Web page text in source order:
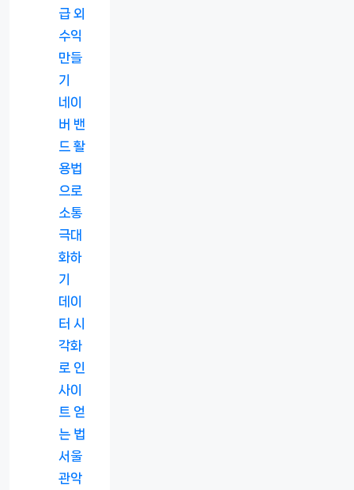
급 외
수익
만들
기
네이
버 밴
드 활
용법
으로
소통
극대
화하
기
데이
터 시
각화
로 인
사이
트 얻
는 법
서울
관악